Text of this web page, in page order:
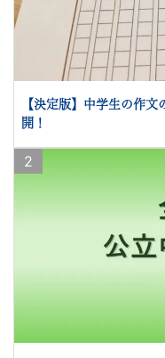
【決定版】中学生の作
開！
2